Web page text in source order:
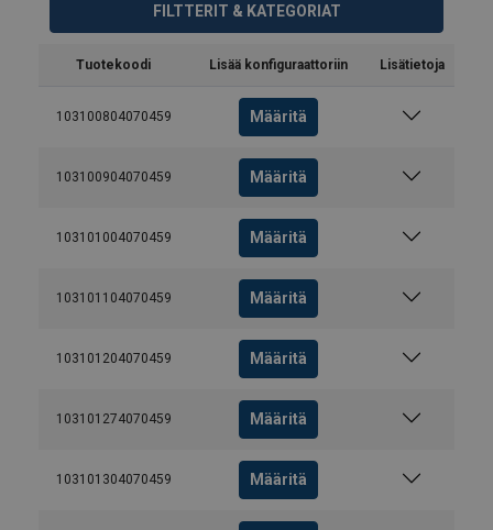
FILTTERIT & KATEGORIAT
Tuotekoodi Lisää konfiguraattoriin Lisätietoja
103100804070459 Määritä
103100904070459 Määritä
103101004070459 Määritä
103101104070459 Määritä
103101204070459 Määritä
103101274070459 Määritä
103101304070459 Määritä